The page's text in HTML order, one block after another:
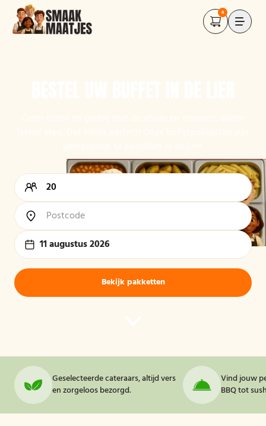
0
11 augustus 2026
Bekijk pakketten
Geselecteerde cateraars, altijd vers
en zorgeloos bezorgd.
Vind jouw
BBQ tot